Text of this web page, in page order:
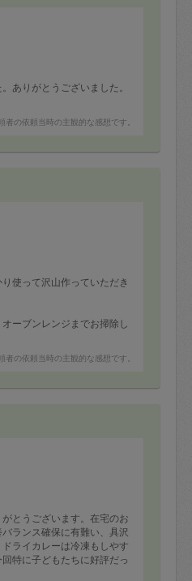
ありがとうございました。
者の依頼当時の主観的な感想です。
使って沢山作っていただき
ーブンレンジまでお掃除し
ます^^
者の依頼当時の主観的な感想です。
とうございます。在宅のお
ランス確保に有難い、具沢
ライカレーは冷凍もしやす
特に子どもたちに好評だっ
いしたいです。唐揚げ、キ